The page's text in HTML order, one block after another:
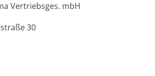
Vertriebsges. mbH
30